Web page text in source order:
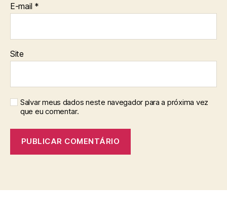
E-mail *
Site
Salvar meus dados neste navegador para a próxima vez
que eu comentar.